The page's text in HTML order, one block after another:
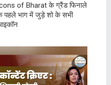
of Bharat के ग्रैंड फिनाले
पहले भाग में जुड़े शो के सभी